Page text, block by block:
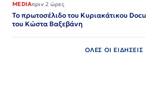
MEDIAπριν 2 ώρες
Το πρωτοσέλιδο του Κυριακάτικου
του Κώστα Βαξεβάνη
ΟΛΕΣ ΟΙ ΕΙΔΗΣΕΙΣ